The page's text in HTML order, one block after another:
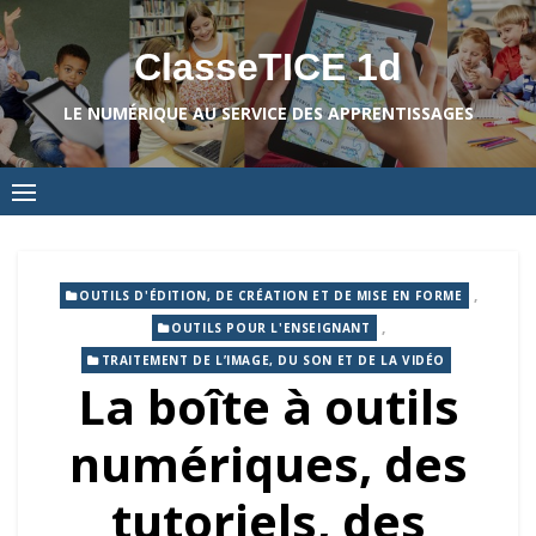
Skip
to
content
ClasseTICE 1d
LE NUMÉRIQUE AU SERVICE DES APPRENTISSAGES
OUTILS D'ÉDITION, DE CRÉATION ET DE MISE EN FORME ,
OUTILS POUR L'ENSEIGNANT ,
TRAITEMENT DE L’IMAGE, DU SON ET DE LA VIDÉO
La boîte à outils
numériques, des
tutoriels, des